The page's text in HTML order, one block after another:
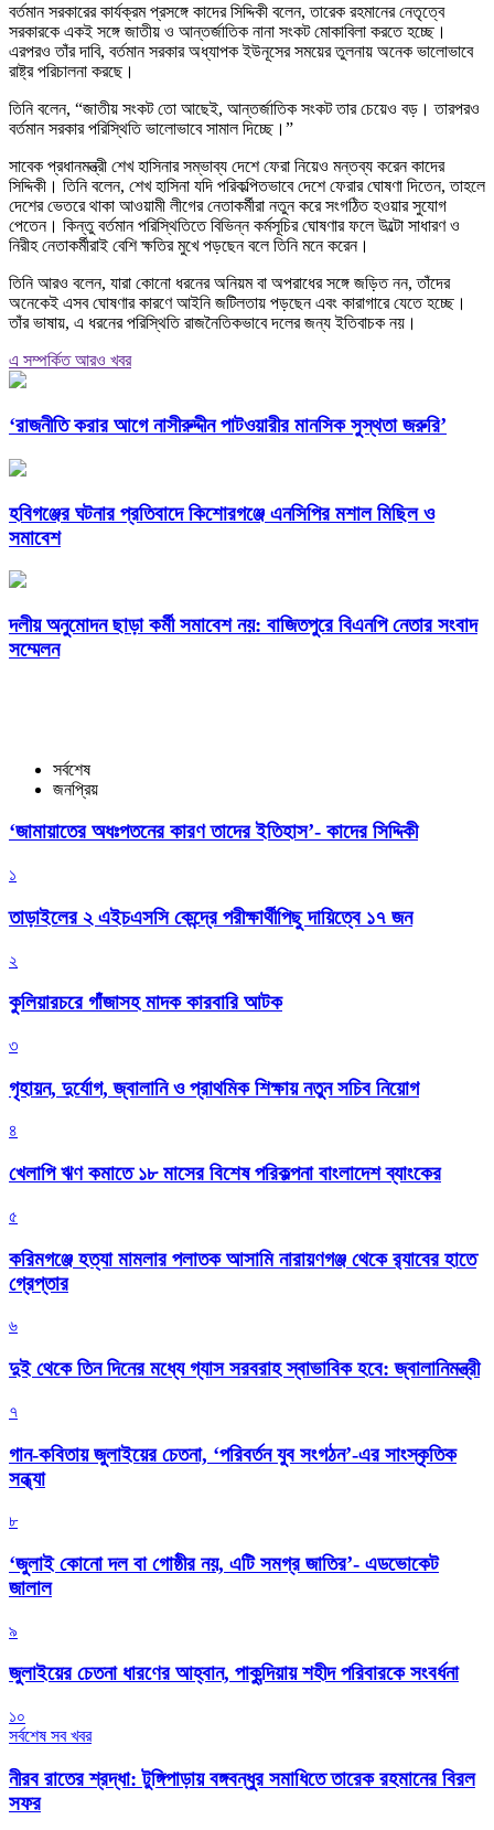
বর্তমান সরকারের কার্যক্রম প্রসঙ্গে কাদের সিদ্দিকী বলেন, তারেক রহমানের নেতৃত্বে
সরকারকে একই সঙ্গে জাতীয় ও আন্তর্জাতিক নানা সংকট মোকাবিলা করতে হচ্ছে।
এরপরও তাঁর দাবি, বর্তমান সরকার অধ্যাপক ইউনূসের সময়ের তুলনায় অনেক ভালোভাবে
রাষ্ট্র পরিচালনা করছে।
তিনি বলেন, “জাতীয় সংকট তো আছেই, আন্তর্জাতিক সংকট তার চেয়েও বড়। তারপরও
বর্তমান সরকার পরিস্থিতি ভালোভাবে সামাল দিচ্ছে।”
সাবেক প্রধানমন্ত্রী শেখ হাসিনার সম্ভাব্য দেশে ফেরা নিয়েও মন্তব্য করেন কাদের
সিদ্দিকী। তিনি বলেন, শেখ হাসিনা যদি পরিকল্পিতভাবে দেশে ফেরার ঘোষণা দিতেন, তাহলে
দেশের ভেতরে থাকা আওয়ামী লীগের নেতাকর্মীরা নতুন করে সংগঠিত হওয়ার সুযোগ
পেতেন। কিন্তু বর্তমান পরিস্থিতিতে বিভিন্ন কর্মসূচির ঘোষণার ফলে উল্টো সাধারণ ও
নিরীহ নেতাকর্মীরাই বেশি ক্ষতির মুখে পড়ছেন বলে তিনি মনে করেন।
তিনি আরও বলেন, যারা কোনো ধরনের অনিয়ম বা অপরাধের সঙ্গে জড়িত নন, তাঁদের
অনেকেই এসব ঘোষণার কারণে আইনি জটিলতায় পড়ছেন এবং কারাগারে যেতে হচ্ছে।
তাঁর ভাষায়, এ ধরনের পরিস্থিতি রাজনৈতিকভাবে দলের জন্য ইতিবাচক নয়।
এ সম্পর্কিত আরও খবর
‘রাজনীতি করার আগে নাসীরুদ্দীন পাটওয়ারীর মানসিক সুস্থতা জরুরি’
হবিগঞ্জের ঘটনার প্রতিবাদে কিশোরগঞ্জে এনসিপির মশাল মিছিল ও
সমাবেশ
দলীয় অনুমোদন ছাড়া কর্মী সমাবেশ নয়: বাজিতপুরে বিএনপি নেতার সংবাদ
সম্মেলন
সর্বশেষ
জনপ্রিয়
‘জামায়াতের অধঃপতনের কারণ তাদের ইতিহাস’- কাদের সিদ্দিকী
১
তাড়াইলের ২ এইচএসসি কেন্দ্রে পরীক্ষার্থীপিছু দায়িত্বে ১৭ জন
২
কুলিয়ারচরে গাঁজাসহ মাদক কারবারি আটক
৩
গৃহায়ন, দুর্যোগ, জ্বালানি ও প্রাথমিক শিক্ষায় নতুন সচিব নিয়োগ
৪
খেলাপি ঋণ কমাতে ১৮ মাসের বিশেষ পরিকল্পনা বাংলাদেশ ব্যাংকের
৫
করিমগঞ্জে হত্যা মামলার পলাতক আসামি নারায়ণগঞ্জ থেকে র‌্যাবের হাতে
গ্রেপ্তার
৬
দুই থেকে তিন দিনের মধ্যে গ্যাস সরবরাহ স্বাভাবিক হবে: জ্বালানিমন্ত্রী
৭
গান-কবিতায় জুলাইয়ের চেতনা, ‘পরিবর্তন যুব সংগঠন’-এর সাংস্কৃতিক
সন্ধ্যা
৮
‘জুলাই কোনো দল বা গোষ্ঠীর নয়, এটি সমগ্র জাতির’- এডভোকেট
জালাল
৯
জুলাইয়ের চেতনা ধারণের আহ্বান, পাকুন্দিয়ায় শহীদ পরিবারকে সংবর্ধনা
১০
সর্বশেষ সব খবর
নীরব রাতের শ্রদ্ধা: টুঙ্গিপাড়ায় বঙ্গবন্ধুর সমাধিতে তারেক রহমানের বিরল
সফর